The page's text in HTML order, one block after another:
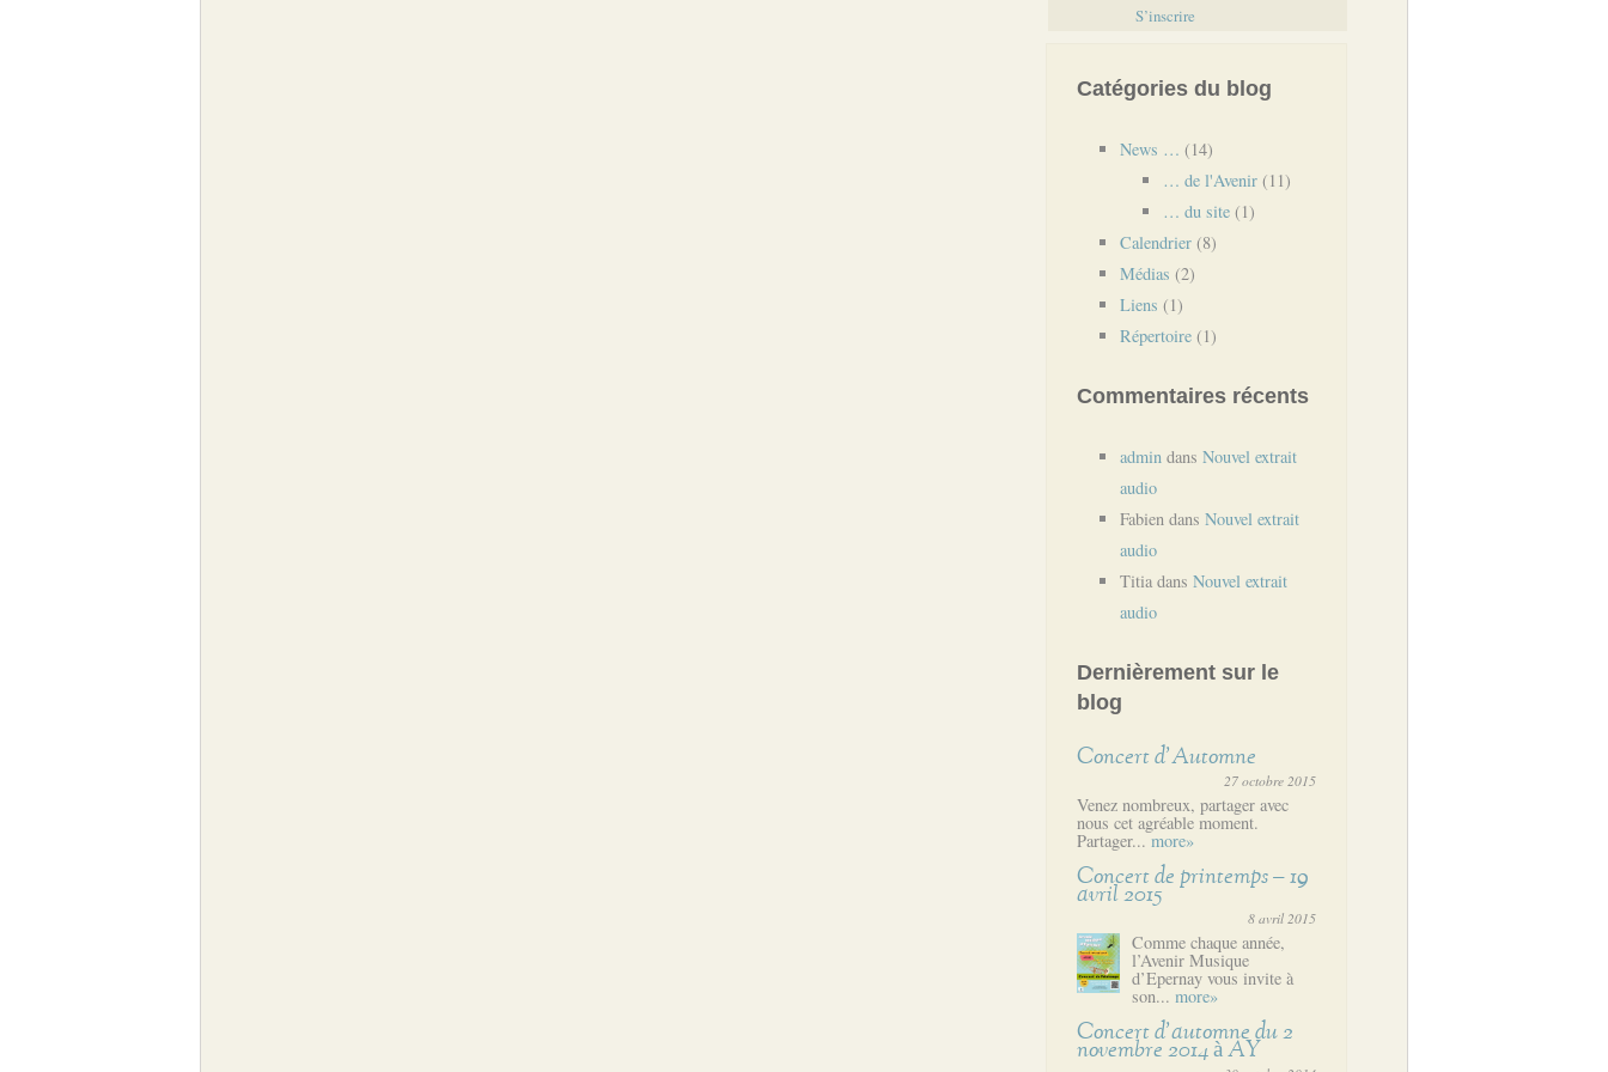
S’inscrire
Catégories du blog
News … (14)
… de l'Avenir (11)
… du site (1)
Calendrier (8)
Médias (2)
Liens (1)
Répertoire (1)
Commentaires récents
admin dans Nouvel extrait
audio
Fabien dans Nouvel extrait
audio
Titia dans Nouvel extrait
audio
Dernièrement sur le
blog
Concert d’Automne
27 octobre 2015
Venez nombreux, partager avec
nous cet agréable moment.
Partager...more»
Concert de printemps – 19
avril 2015
8 avril 2015
Comme chaque année,
l’Avenir Musique
d’Epernay vous invite à
son... more»
Concert d’automne du 2
novembre 2014 à AY